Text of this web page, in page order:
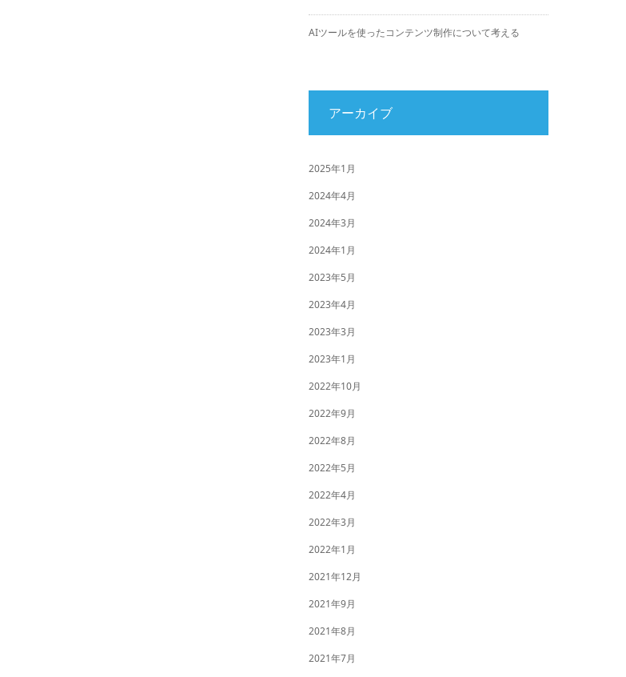
AIツールを使ったコンテンツ制作について考える
アーカイブ
2025年1月
2024年4月
2024年3月
2024年1月
2023年5月
2023年4月
2023年3月
2023年1月
2022年10月
2022年9月
2022年8月
2022年5月
2022年4月
2022年3月
2022年1月
2021年12月
2021年9月
2021年8月
2021年7月